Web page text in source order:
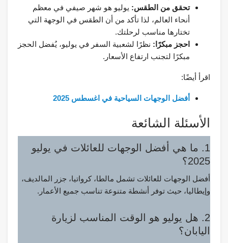
تحقق من الطقس: يوليو هو شهر صيفي في معظم
أنحاء العالم، لذا تأكد من أن الطقس في الوجهة التي
تختارها مناسب لرحلتك.
احجز مبكرًا: نظرًا لشعبية السفر في يوليو، يُفضل الحجز
مبكرًا لتجنب ارتفاع الأسعار.
اقرأ أيضًا:
أفضل الوجهات السياحية في اغسطس 2025
الأسئلة الشائعة
1. ما هي أفضل الوجهات للعائلات في يوليو
2025؟
أفضل الوجهات للعائلات تشمل مالطا، كرواتيا، جزر المالديف،
وإيطاليا، حيث توفر أنشطة متنوعة تناسب جميع الأعمار.
2. هل يوليو هو الوقت المناسب لزيارة
اليابان؟